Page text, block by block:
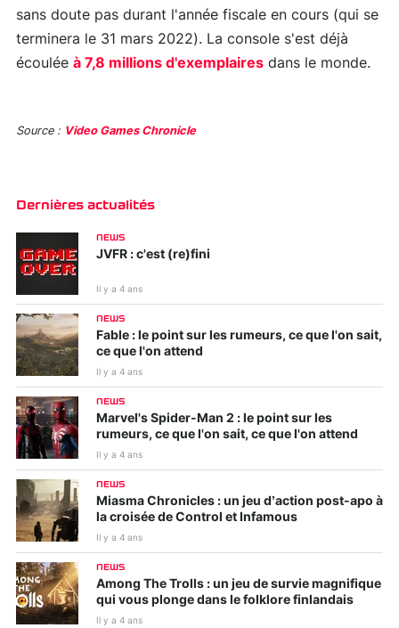
sans doute pas durant l'année fiscale en cours (qui se
terminera le 31 mars 2022). La console s'est déjà
écoulée à 7,8 millions d'exemplaires dans le monde.
Source : Video Games Chronicle
Dernières actualités
NEWS
JVFR : c'est (re)fini
Il y a 4 ans
NEWS
Fable : le point sur les rumeurs, ce que l'on sait,
ce que l'on attend
Il y a 4 ans
NEWS
Marvel's Spider-Man 2 : le point sur les
rumeurs, ce que l'on sait, ce que l'on attend
Il y a 4 ans
NEWS
Miasma Chronicles : un jeu d’action post-apo à
la croisée de Control et Infamous
Il y a 4 ans
NEWS
Among The Trolls : un jeu de survie magnifique
qui vous plonge dans le folklore finlandais
Il y a 4 ans